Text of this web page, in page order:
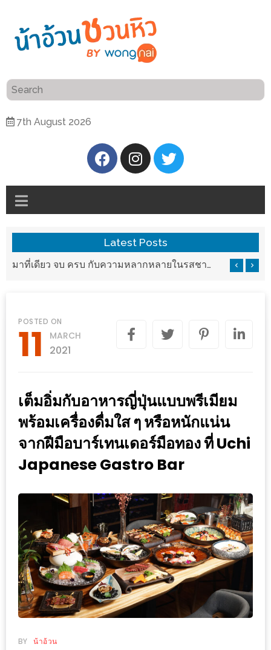
7th August 2026
แนะนำ
อ้วน
ความ
เป็น
ศิริ
ปัน
นาฯ
เชียงใหม่
เล่น
กัน
ฐานะ
อะไร
ก็ได้
…
งาน
ที่
ครั้ง
ช้อป
ชิ
ลล์
ชิม
ที่
Latest Posts
มาที่เดียว จบ ครบ กับความหลากหลายในรสชาติที่นำมาจากทั่วเมืองจีนที่ HAN The Chinese Cuisine
POSTED ON
11 MARCH
2021
เต็มอิ่มกับอาหารญี่ปุ่นแบบพรีเมียม
พร้อมเครื่องดื่มใส ๆ หรือหนักแน่น
จากฝีมือบาร์เทนเดอร์มือทอง ที่ Uchi
Japanese Gastro Bar
BY น้าอ้วน